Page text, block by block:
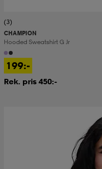
(3)
CHAMPION
Hooded Sweatshirt G Jr
199:-
Rek. pris 450:-